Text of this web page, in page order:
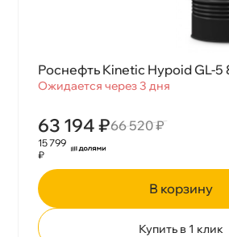
Роснефть Kinetic Hypoid GL-5
Ожидается через 3 дня
63 194 ₽66 520 ₽
15 799
₽
корзину
Купить в 1 клик